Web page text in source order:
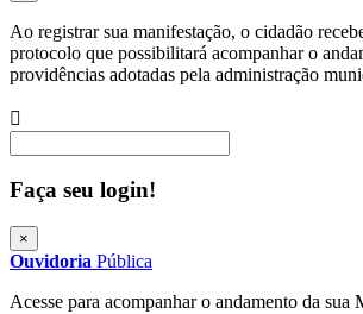
Ao registrar sua manifestação, o cidadão
protocolo que possibilitará acompanhar o
providências adotadas pela administração
Faça seu login!
×
Ouvidoria Pública
Acesse para acompanhar o andamento da sua